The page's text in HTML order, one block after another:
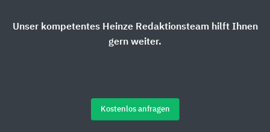
Unser kompetentes Heinze Redaktionsteam hilft Ihnen
gern weiter.
Kostenlos anfragen